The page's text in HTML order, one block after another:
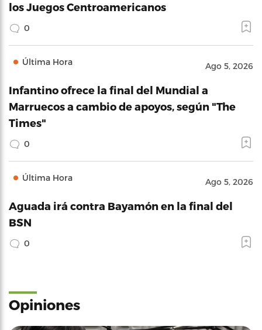
los Juegos Centroamericanos
0
Última Hora Ago 5, 2026
Infantino ofrece la final del Mundial a
Marruecos a cambio de apoyos, según "The
Times"
0
Última Hora Ago 5, 2026
Aguada irá contra Bayamón en la final del
BSN
0
Opiniones